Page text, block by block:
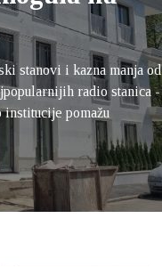
stanovi i kazna manja od
radio stanica -
pomažu